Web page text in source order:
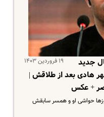
۱۹ فروردین ۱۴۰۳
جدید
هادی بعد از طلاقش |
+ عکس
حواشی او و همسر سابقش